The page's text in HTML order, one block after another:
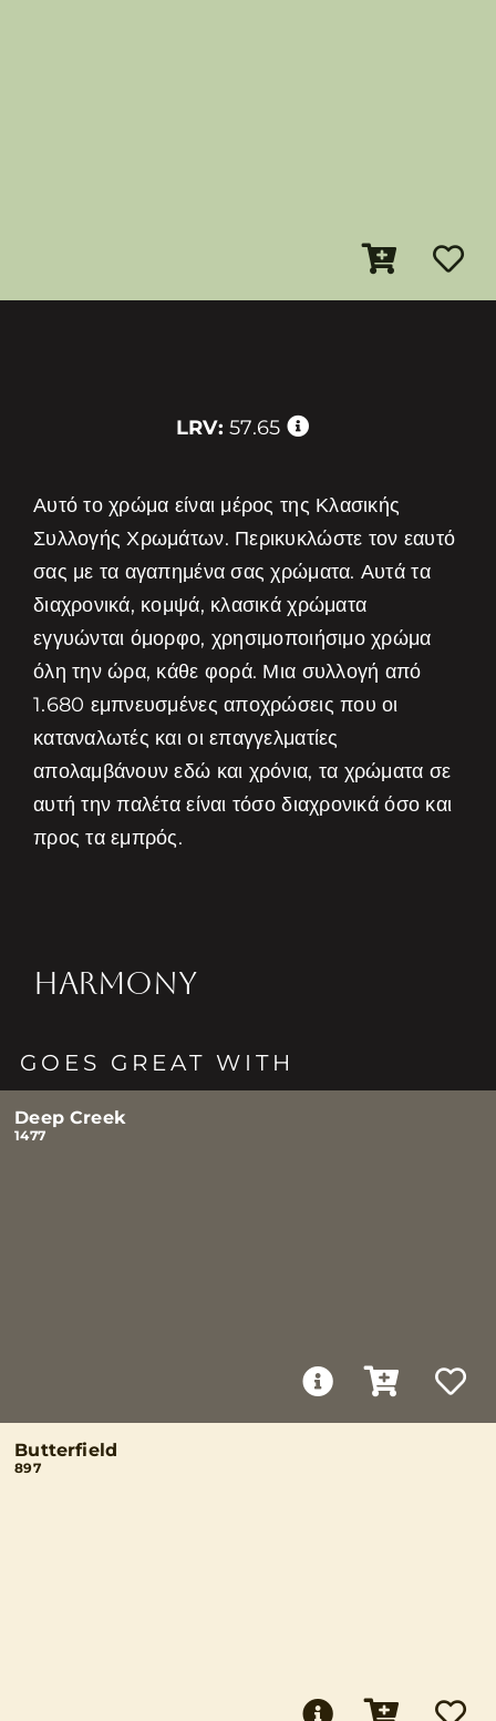
LRV: 57.65
Αυτό το χρώμα είναι μέρος της Κλασικής
Συλλογής Χρωμάτων. Περικυκλώστε τον εαυτό
σας με τα αγαπημένα σας χρώματα. Αυτά τα
διαχρονικά, κομψά, κλασικά χρώματα
εγγυώνται όμορφο, χρησιμοποιήσιμο χρώμα
όλη την ώρα, κάθε φορά. Μια συλλογή από
1.680 εμπνευσμένες αποχρώσεις που οι
καταναλωτές και οι επαγγελματίες
απολαμβάνουν εδώ και χρόνια, τα χρώματα σε
αυτή την παλέτα είναι τόσο διαχρονικά όσο και
προς τα εμπρός.
HARMONY
GOES GREAT WITH
Deep Creek
1477
Butterfield
897